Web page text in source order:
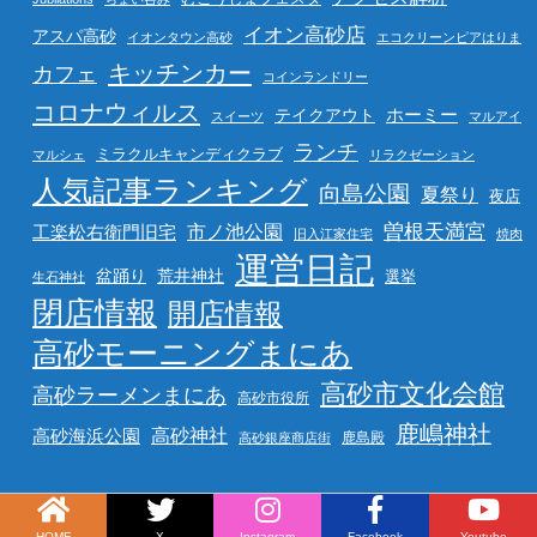
アスパ高砂 イオンタウン高砂 イオン高砂店 エコクリーンピアはりま
カフェ キッチンカー コインランドリー
コロナウィルス スイーツ テイクアウト ホーミー マルアイ
マルシェ ミラクルキャンディクラブ ランチ リラクゼーション
人気記事ランキング 向島公園 夏祭り 夜店
工楽松右衛門旧宅 市ノ池公園 旧入江家住宅 曽根天満宮 焼肉
生石神社 盆踊り 荒井神社 運営日記 選挙
閉店情報 開店情報
高砂モーニングまにあ
高砂ラーメンまにあ 高砂市役所 高砂市文化会館
高砂海浜公園 高砂神社 高砂銀座商店街 鹿島殿 鹿嶋神社